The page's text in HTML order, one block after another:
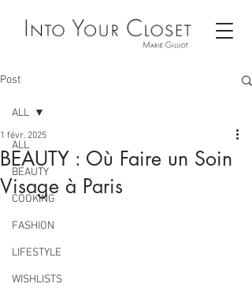
Post
ALL
BEAUTY
COOKING
FASHION
LIFESTYLE
WISHLISTS
ALL
BEAUTY : Où Faire un Soin
Visage à Paris
1 févr. 2025